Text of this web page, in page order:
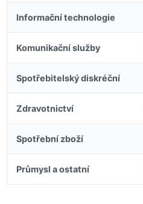
Informační technologie
Komunikační služby
Spotřebitelský diskréční
Zdravotnictví
Spotřební zboží
Průmysl a ostatní